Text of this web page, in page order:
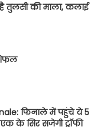
तुलसी की माला, कलाई
फिनाले में पहुंचे ये 5
के सिर सजेगी ट्रॉफी